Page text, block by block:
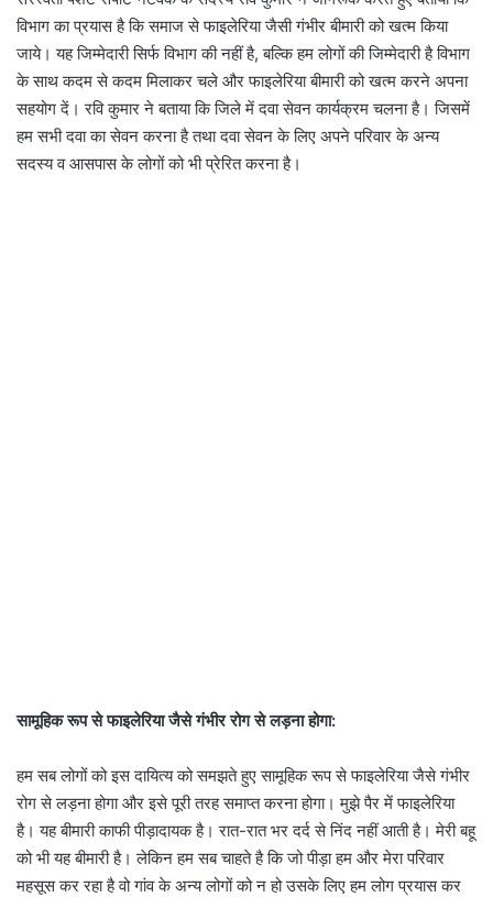
विभाग का प्रयास है कि समाज से फाइलेरिया जैसी गंभीर बीमारी को खत्म किया
जाये। यह जिम्मेदारी सिर्फ विभाग की नहीं है, बल्कि हम लोगों की जिम्मेदारी है विभाग
के साथ कदम से कदम मिलाकर चले और फाइलेरिया बीमारी को खत्म करने अपना
सहयोग दें। रवि कुमार ने बताया कि जिले में दवा सेवन कार्यक्रम चलना है। जिसमें
हम सभी दवा का सेवन करना है तथा दवा सेवन के लिए अपने परिवार के अन्य
सदस्य व आसपास के लोगों को भी प्रेरित करना है।
सामूहिक रूप से फाइलेरिया जैसे गंभीर रोग से लड़ना होगा:
हम सब लोगों को इस दायित्य को समझते हुए सामूहिक रूप से फाइलेरिया जैसे गंभीर
रोग से लड़ना होगा और इसे पूरी तरह समाप्त करना होगा। मुझे पैर में फाइलेरिया
है। यह बीमारी काफी पीड़ादायक है। रात-रात भर दर्द से निंद नहीं आती है। मेरी बहू
को भी यह बीमारी है। लेकिन हम सब चाहते है कि जो पीड़ा हम और मेरा परिवार
महसूस कर रहा है वो गांव के अन्य लोगों को न हो उसके लिए हम लोग प्रयास कर